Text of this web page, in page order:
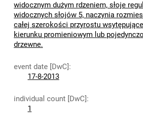
widocznym dużym rdzeniem, słoje
widocznych słojów 5, naczynia
całej szerokości przyrostu
kierunku promieniowym lub
drzewne.
event date [DwC]:
17-8-2013
individual count [DwC]:
1